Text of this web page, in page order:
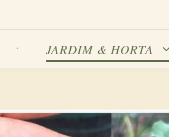
JARDIM & HORTA